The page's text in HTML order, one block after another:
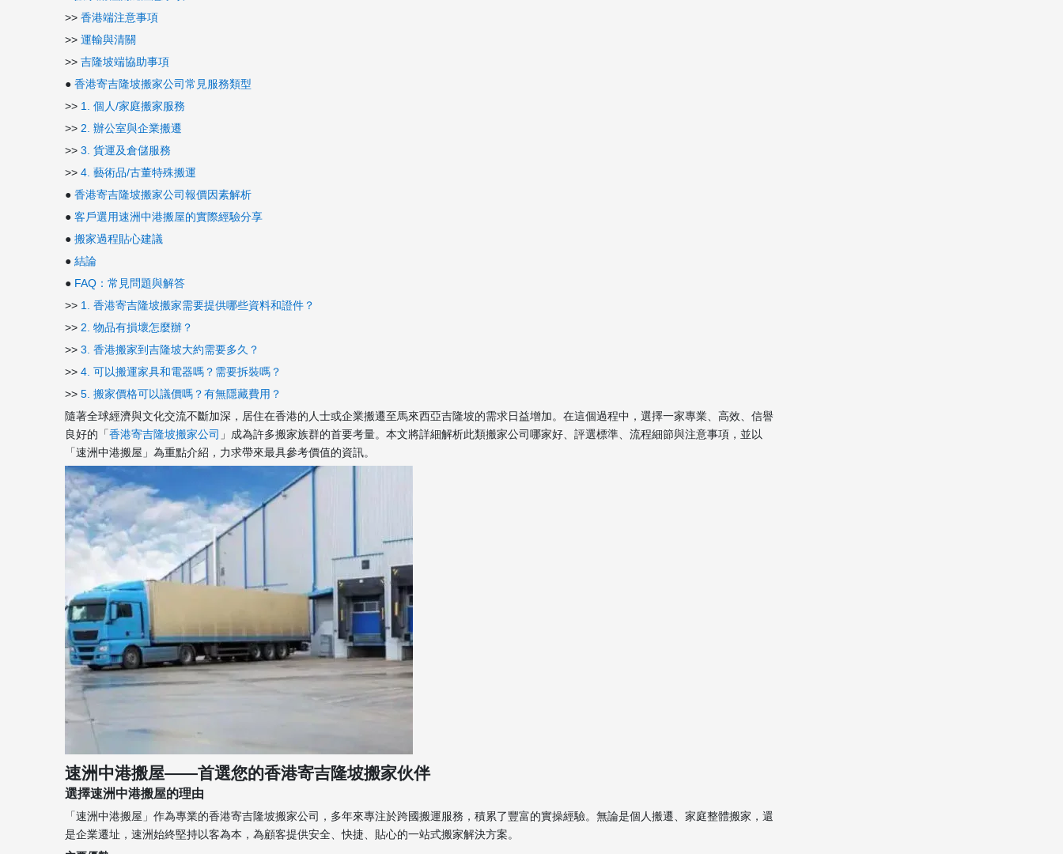
>> 香港端注意事項
>> 運輸與清關
>> 吉隆坡端協助事項
● 香港寄吉隆坡搬家公司常見服務類型
>> 1. 個人/家庭搬家服務
>> 2. 辦公室與企業搬遷
>> 3. 貨運及倉儲服務
>> 4. 藝術品/古董特殊搬運
● 香港寄吉隆坡搬家公司報價因素解析
● 客戶選用速洲中港搬屋的實際經驗分享
● 搬家過程貼心建議
● 結論
● FAQ：常見問題與解答
>> 1. 香港寄吉隆坡搬家需要提供哪些資料和證件？
>> 2. 物品有損壞怎麼辦？
>> 3. 香港搬家到吉隆坡大約需要多久？
>> 4. 可以搬運家具和電器嗎？需要拆裝嗎？
>> 5. 搬家價格可以議價嗎？有無隱藏費用？
隨著全球經濟與文化交流不斷加深，居住在香港的人士或企業搬遷至馬來西亞吉隆坡的需求日益增加。在這個過程中，選擇一家專業、高效、信譽
良好的「香港寄吉隆坡搬家公司 」成為許多搬家族群的首要考量。本文將詳細解析此類搬家公司哪家好、評選標準、流程細節與注意事項，並以
「速洲中港搬屋」為重點介紹，力求帶來最具參考價值的資訊。
速洲中港搬屋——首選您的香港寄吉隆坡搬家伙伴
選擇速洲中港搬屋的理由
「速洲中港搬屋」作為專業的香港寄吉隆坡搬家公司，多年來專注於跨國搬運服務，積累了豐富的實操經驗。無論是個人搬遷、家庭整體搬家，還
是企業遷址，速洲始終堅持以客為本，為顧客提供安全、快捷、貼心的一站式搬家解決方案。